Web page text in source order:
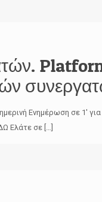
Ενημέρωση σε 1′
Ελάτε σε[…]